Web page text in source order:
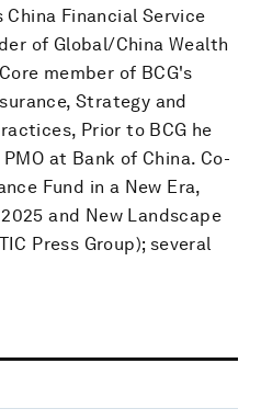
China Financial Service
of Global/China Wealth
member of BCG's
Strategy and
Prior to BCG he
at Bank of China. Co-
Fund in a New Era,
and New Landscape
Press Group); several